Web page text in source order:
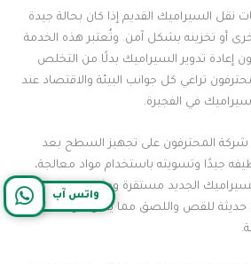
نقل السيراميك القديم إذا كان بحالة جيدة
أو تخزينه بشكل آمن. وتُعتبر هذه الخدمة
إعادة تدوير السيراميك بدلًا من التخلص
تراعي كل جوانب البيئة والاقتصاد عند
في الفجيرة.
شركة المحترفون على تجهيز السطح بعد
جيدًا وتسويته باستخدام مواد معالجة،
الجديد مستقرة ومثالية. كما
للقص واللصق مما يقلل من الهدر في
واتس آب